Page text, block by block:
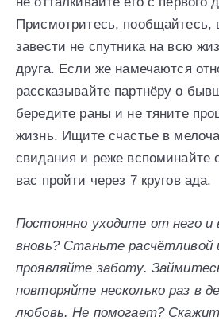
Присмотритесь, пообщайтесь,
завести не спутника на всю
друга. Если же намечаются
рассказывайте партнёру о
бередите раны и не тяните
жизнь. Ищите счастье в
свидания и реже вспоминайте
вас пройти через 7 кругов ада.
Постоянно уходите от него и
вновь? Станьте расчётливой
проявляйте заботу.
повторяйте несколько раз в
любовь. Не помогает?